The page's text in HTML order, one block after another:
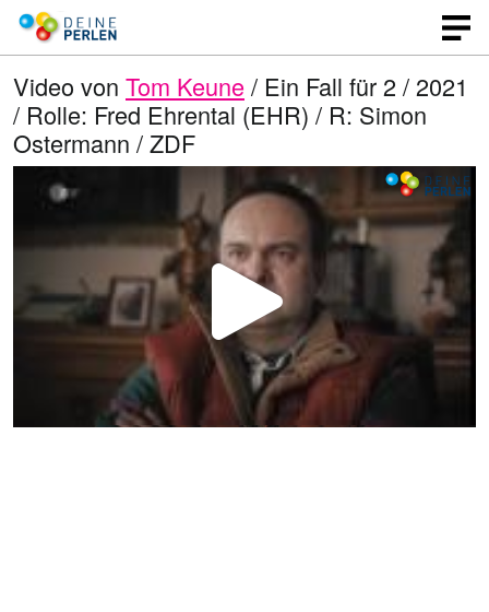
Video von Tom Keune / Ein Fall für 2 / 2021
/ Rolle: Fred Ehrental (EHR) / R: Simon
Ostermann / ZDF
V
i